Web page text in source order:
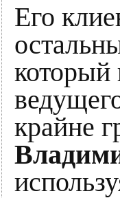
Его
который
крайне